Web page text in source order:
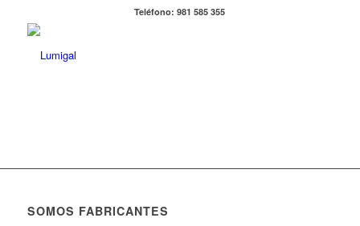
Teléfono: 981 585 355
SOMOS FABRICANTES